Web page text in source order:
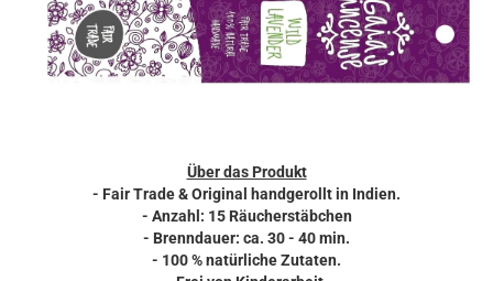
Über das Produkt
- Fair Trade &Original handgerollt in Indien.
- Anzahl: 15 Räucherstäbchen
- Brenndauer: ca. 30 - 40 min.
- 100 % natürliche Zutaten.